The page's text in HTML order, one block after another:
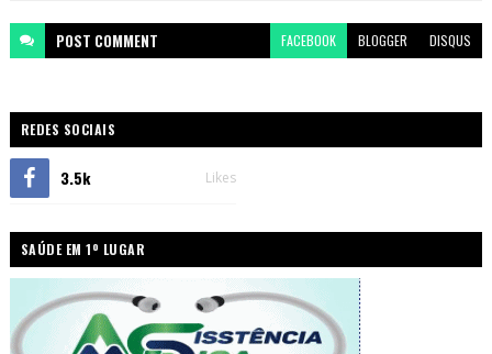
POST COMMENT FACEBOOK BLOGGER DISQUS
REDES SOCIAIS
3.5k Likes
SAÚDE EM 1º LUGAR